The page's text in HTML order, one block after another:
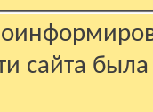
сайта